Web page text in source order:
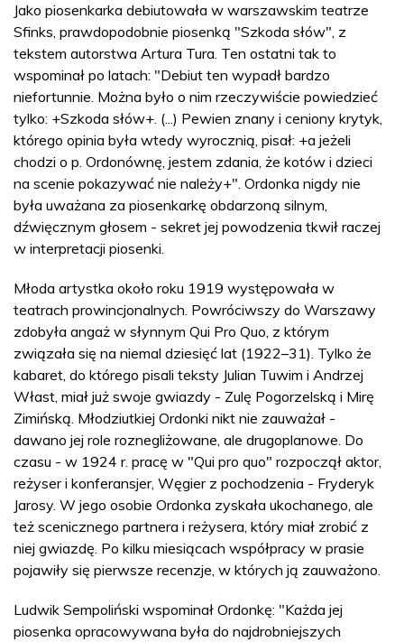
Jako piosenkarka debiutowała w warszawskim teatrze
Sfinks, prawdopodobnie piosenką "Szkoda słów", z
tekstem autorstwa Artura Tura. Ten ostatni tak to
wspominał po latach: "Debiut ten wypadł bardzo
niefortunnie. Można było o nim rzeczywiście powiedzieć
tylko: +Szkoda słów+. (...) Pewien znany i ceniony krytyk,
którego opinia była wtedy wyrocznią, pisał: +a jeżeli
chodzi o p. Ordonównę, jestem zdania, że kotów i dzieci
na scenie pokazywać nie należy+". Ordonka nigdy nie
była uważana za piosenkarkę obdarzoną silnym,
dźwięcznym głosem - sekret jej powodzenia tkwił raczej
w interpretacji piosenki.
Młoda artystka około roku 1919 występowała w
teatrach prowincjonalnych. Powróciwszy do Warszawy
zdobyła angaż w słynnym Qui Pro Quo, z którym
związała się na niemal dziesięć lat (1922–31). Tylko że
kabaret, do którego pisali teksty Julian Tuwim i Andrzej
Włast, miał już swoje gwiazdy - Zulę Pogorzelską i Mirę
Zimińską. Młodziutkiej Ordonki nikt nie zauważał -
dawano jej role roznegliżowane, ale drugoplanowe. Do
czasu - w 1924 r. pracę w "Qui pro quo" rozpoczął aktor,
reżyser i konferansjer, Węgier z pochodzenia - Fryderyk
Jarosy. W jego osobie Ordonka zyskała ukochanego, ale
też scenicznego partnera i reżysera, który miał zrobić z
niej gwiazdę. Po kilku miesiącach współpracy w prasie
pojawiły się pierwsze recenzje, w których ją zauważono.
Ludwik Sempoliński wspominał Ordonkę: "Każda jej
piosenka opracowywana była do najdrobniejszych